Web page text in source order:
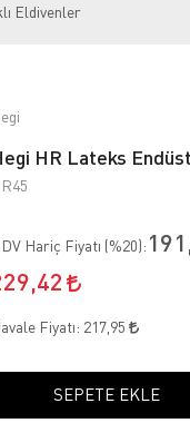
Eldivenler
HR Lateks
Hariç Fiyatı (%20):
Fiyatı: 217,95
SEPETE EKLE